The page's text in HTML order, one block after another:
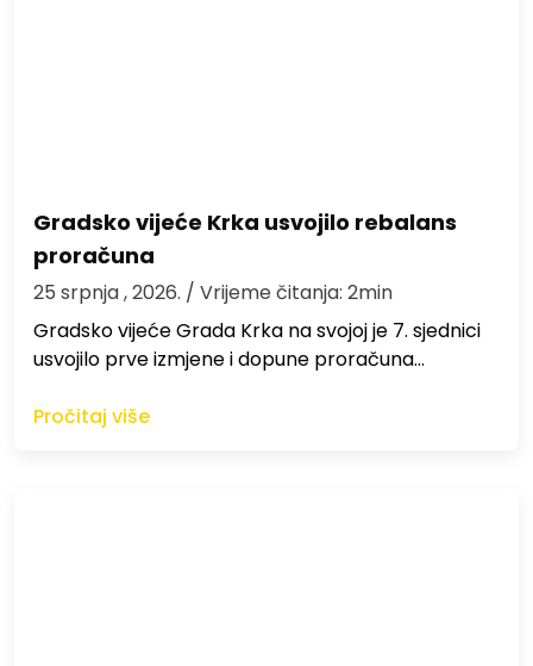
Gradsko vijeće Krka usvojilo rebalans
proračuna
25 srpnja , 2026. / Vrijeme čitanja: 2min
Gradsko vijeće Grada Krka na svojoj je 7. sjednici
usvojilo prve izmjene i dopune proračuna…
Pročitaj više